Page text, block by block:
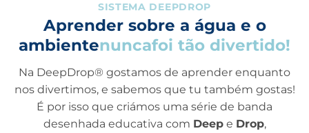
SISTEMA DEEPDROP
Aprender sobre a água e o
ambientenuncafoi tão divertido!
Na DeepDrop® gostamos de aprender enquanto
nos divertimos, e sabemos que tu também gostas!
É por isso que criámos uma série de banda
desenhada educativa com Deepe Drop,